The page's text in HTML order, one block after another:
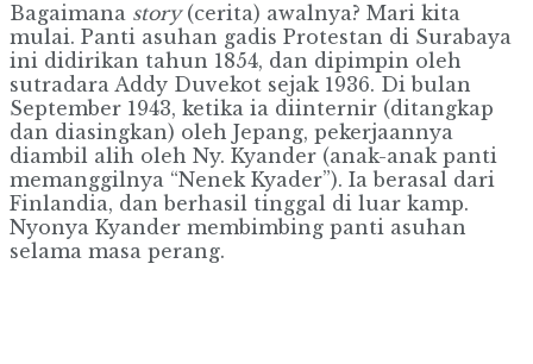
Bagaimana story(cerita) awalnya? Mari kita
mulai. Panti asuhan gadis Protestan di Surabaya
ini didirikan tahun 1854, dan dipimpin oleh
sutradara Addy Duvekot sejak 1936. Di bulan
September 1943, ketika ia diinternir (ditangkap
dan diasingkan) oleh Jepang, pekerjaannya
diambil alih oleh Ny. Kyander (anak-anak panti
memanggilnya “Nenek Kyader”). Ia berasal dari
Finlandia, dan berhasil tinggal di luar kamp.
Nyonya Kyander membimbing panti asuhan
selama masa perang.